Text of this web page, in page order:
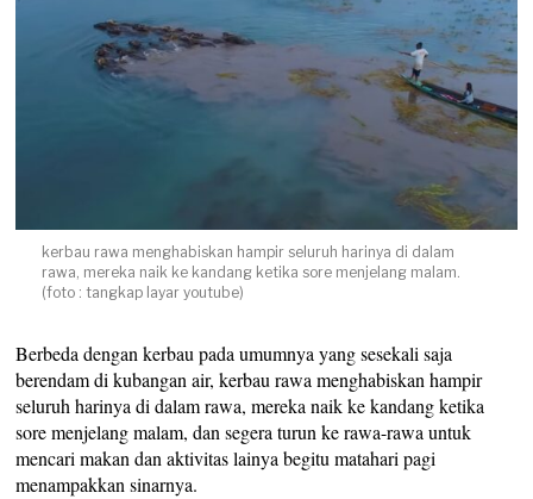
kerbau rawa menghabiskan hampir seluruh harinya di dalam
rawa, mereka naik ke kandang ketika sore menjelang malam.
(foto : tangkap layar youtube)
Berbeda dengan kerbau pada umumnya yang sesekali saja
berendam di kubangan air, kerbau rawa menghabiskan hampir
seluruh harinya di dalam rawa, mereka naik ke kandang ketika
sore menjelang malam, dan segera turun ke rawa-rawa untuk
mencari makan dan aktivitas lainya begitu matahari pagi
menampakkan sinarnya.